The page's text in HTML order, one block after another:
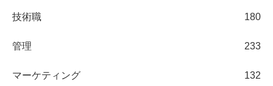
技術職 180
管理 233
マーケティング 132